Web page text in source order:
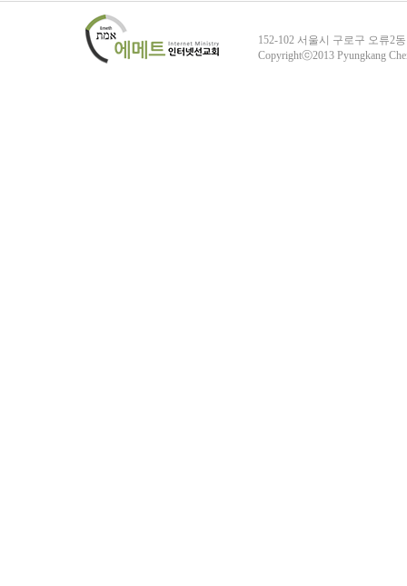
152-102 서울시 구로구 오류2
Copyrightⓒ2013 Pyungkang